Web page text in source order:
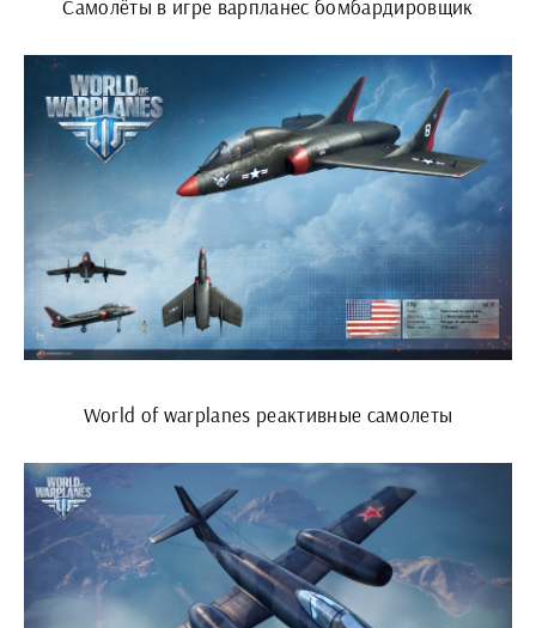
Самолёты в игре варпланес бомбардировщик
World of warplanes реактивные самолеты